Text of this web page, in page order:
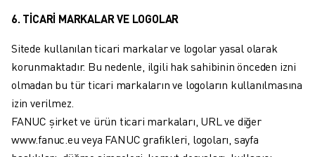
ARK KAYNAĞI
ENJEKSIYON
6. TİCARİ MARKALAR VE LOGOLAR
Sitede kullanılan ticari markalar ve logolar yasal olarak
korunmaktadır. Bu nedenle, ilgili hak sahibinin önceden izni
olmadan bu tür ticari markaların ve logoların kullanılmasına
izin verilmez.
FANUC şirket ve ürün ticari markaları, URL ve diğer
www.fanuc.eu veya FANUC grafikleri, logoları, sayfa